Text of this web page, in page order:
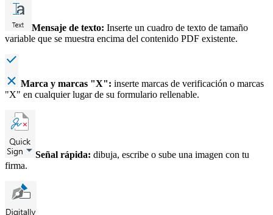
Mensaje de texto: Inserte un cuadro de texto de tamaño
variable que se muestra encima del contenido PDF existente.
Marca y marcas "X": inserte marcas de verificación o marcas
"X" en cualquier lugar de su formulario rellenable.
Señal rápida: dibuja, escribe o sube una imagen con tu
firma.